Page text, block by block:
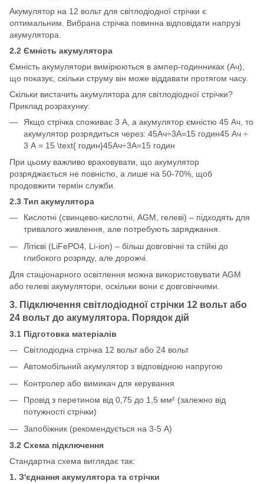
Акумулятор на 12 вольт для світлодіодної стрічки є
оптимальним. Вибрана стрічка повинна відповідати напрузі
акумулятора.
2.2 Ємність акумулятора
Ємність акумулятори вимірюються в ампер-годинниках (Ач),
що показує, скільки струму він може віддавати протягом часу.
Скільки вистачить акумулятора для світлодіодної стрічки?
Приклад розрахунку:
Якщо стрічка споживає 3 А, а акумулятор ємністю 45 Ач, то
акумулятор розрядиться через: 45Ач÷3А=15 годин45 Ач ÷
3 А = 15 \text{ годин}45Ач÷3А=15 годин
При цьому важливо враховувати, що акумулятор
розряджається не повністю, а лише на 50-70%, щоб
продовжити термін служби.
2.3 Тип акумулятора
Кислотні (свинцево-кислотні, AGM, гелеві) – підходять для
тривалого живлення, але потребують заряджання.
Літієві (LiFePO4, Li-ion) – більш довговічні та стійкі до
глибокого розряду, але дорожчі.
Для стаціонарного освітлення можна використовувати AGM
або гелеві акумулятори, оскільки вони є довговічними.
3. Підключення світлодіодної стрічки 12 вольт або
24 вольт до акумулятора. Порядок дій
3.1 Підготовка матеріалів
Світлодіодна стрічка 12 вольт або 24 вольт
Автомобільний акумулятор з відповідною напругою
Контролер або вимикач для керування
Провід з перетином від 0,75 до 1,5 мм² (залежно від
потужності стрічки)
Запобіжник (рекомендується на 3-5 А)
3.2 Схема підключення
Стандартна схема виглядає так:
1. З'єднання акумулятора та стрічки